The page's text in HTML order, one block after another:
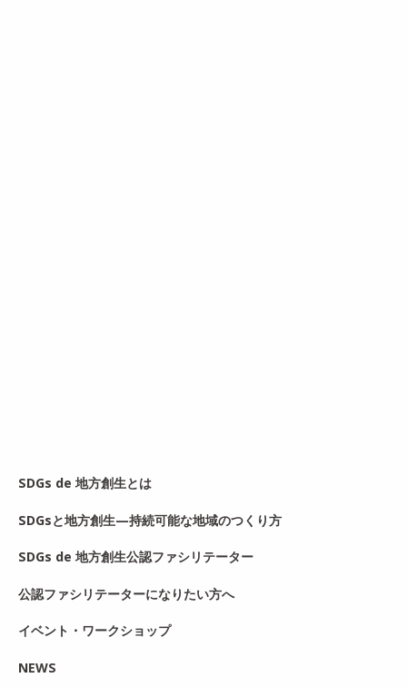
SDGs de 地方創生とは
SDGsと地方創生—持続可能な地域のつくり方
SDGs de 地方創生公認ファシリテーター
公認ファシリテーターになりたい方へ
イベント・ワークショップ
NEWS